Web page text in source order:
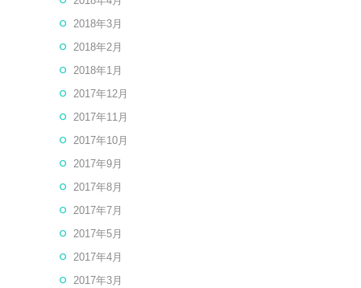
2018年3月
2018年2月
2018年1月
2017年12月
2017年11月
2017年10月
2017年9月
2017年8月
2017年7月
2017年5月
2017年4月
2017年3月